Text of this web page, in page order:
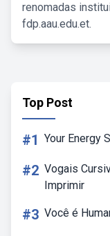
renomadas
fdp.aau.edu.et.
Top Post
#1 Your Energy
#2 Vogais
Imprimir
#3 Você é